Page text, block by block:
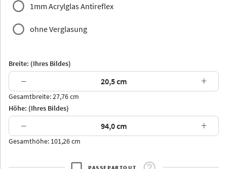
Jersey Dauphine
Arran Luzern
1mm Acrylglas Antireflex
ohne Verglasung
Breite: (Ihres Bildes)
− +
Gesamtbreite: 27,76 cm
Höhe: (Ihres Bildes)
− +
Gesamthöhe: 101,26 cm
PASSEPARTOUT